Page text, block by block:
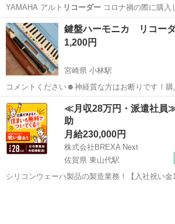
YAMAHA アルト リコーダーコロナ禍の際に購入
静岡 浜松市 上島駅 管楽器、笛、ハ
鍵盤ハーモニカ リコー
1,200円
宮崎県 小林駅
コメントください☻神経質な方はお断りです！購
気に入り👍はおやめください。
宮崎 小林市 小林駅 鍵盤楽器、ピアノ
≪月収28万円・派遣社員
助
月給230,000円
株式会社BREXA Next
佐賀県 東山代駅
シリコンウェーハ製品の製造業務！【入社祝い金